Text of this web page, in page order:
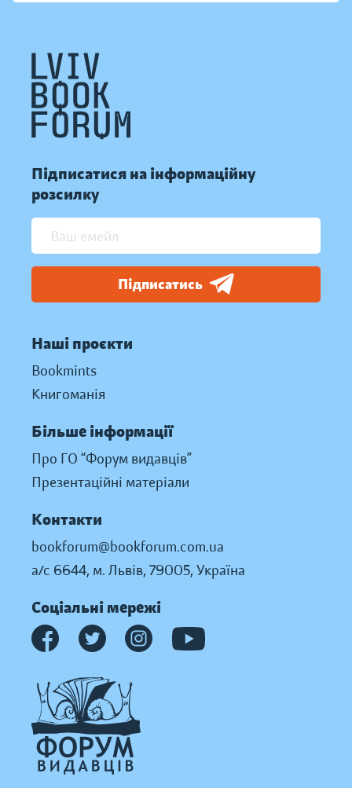
Підписатися на інформаційну
розсилку
Підписатись
Наші проєкти
Bookmints
Книгоманія
Більше інформації
Про ГО “Форум видавців”
Презентаційні матеріали
Контакти
bookforum@bookforum.com.ua
а/с 6644, м. Львів, 79005, Україна
Соціальні мережі